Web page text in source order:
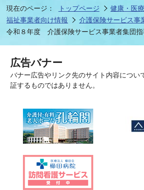
現在のページ： トップページ
健康・医
福祉事業者向け情報
介護保険サービス事
令和８年度 介護保険サービス事業者集団
広告バナー
バナー広告やリンク先のサイト内容につい
証するものではありません。